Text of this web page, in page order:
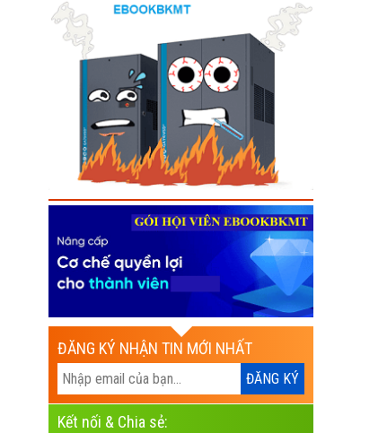
ĐĂNG KÝ NHẬN TIN MỚI NHẤT
Kết nối & Chia sẻ: